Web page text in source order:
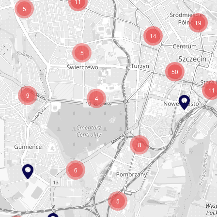
9
5
5
6
5
19
4
14
8
11
50